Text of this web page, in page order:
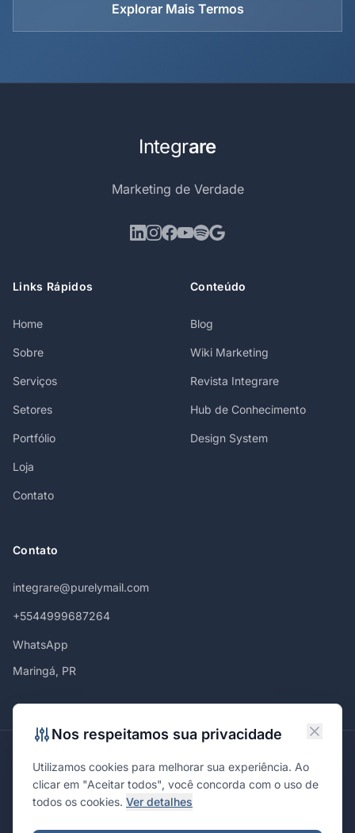
Explorar Mais Termos
Integrare
Marketing de Verdade
Links Rápidos
Home
Sobre
Serviços
Setores
Portfólio
Loja
Contato
Conteúdo
Blog
Wiki Marketing
Revista Integrare
Hub de Conhecimento
Design System
Contato
integrare@purelymail.com
+5544999687264
WhatsApp
Maringá, PR
MaringáCuritibaSão PauloLondrinaCascavelPonta Grossa
Florianópolis BrasíliaJoinvilleCampinas
Nos respeitamos sua privacidade
Utilizamos cookies para melhorar sua experiência. Ao
clicar em "Aceitar todos", você concorda com o uso de
todos os cookies. Ver detalhes